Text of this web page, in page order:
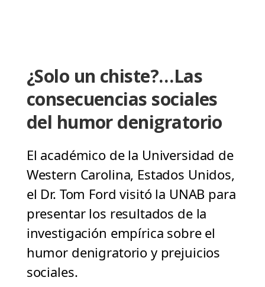
¿Solo un chiste?…Las
consecuencias sociales
del humor denigratorio
El académico de la Universidad de
Western Carolina, Estados Unidos,
el Dr. Tom Ford visitó la UNAB para
presentar los resultados de la
investigación empírica sobre el
humor denigratorio y prejuicios
sociales.